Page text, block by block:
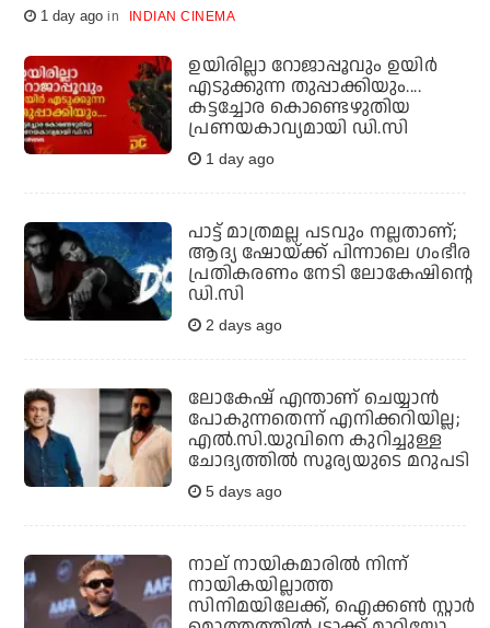
1 day ago INDIAN CINEMA
ഉയിരില്ലാ റോജാപ്പൂവും ഉയിര്‍
എടുക്കുന്ന തുപ്പാക്കിയും....
കട്ടച്ചോര കൊണ്ടെഴുതിയ
പ്രണയകാവ്യമായി ഡി.സി
1 day ago
പാട്ട് മാത്രമല്ല പടവും നല്ലതാണ്;
ആദ്യ ഷോയ്ക്ക് പിന്നാലെ ഗംഭീര
പ്രതികരണം നേടി ലോകേഷിന്റെ
ഡി.സി
2 days ago
ലോകേഷ് എന്താണ് ചെയ്യാന്‍
പോകുന്നതെന്ന് എനിക്കറിയില്ല;
എല്‍.സി.യുവിനെ കുറിച്ചുള്ള
ചോദ്യത്തില്‍ സൂര്യയുടെ മറുപടി
5 days ago
നാല് നായികമാരില്‍ നിന്ന്
നായികയില്ലാത്ത
സിനിമയിലേക്ക്, ഐക്കണ്‍ സ്റ്റാര്‍